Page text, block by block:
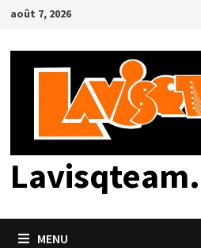
Passer
contenu
août 7, 2026
MENU